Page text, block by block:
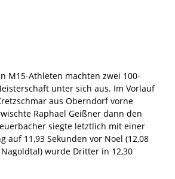
M15-Athleten machten zwei 100-
unter sich aus. Im Vorlauf
aus Oberndorf vorne
Raphael Geißner dann den
siegte letztlich mit einer
auf 11,93 Sekunden vor Noel (12,08
Nagoldtal) wurde Dritter in 12,30